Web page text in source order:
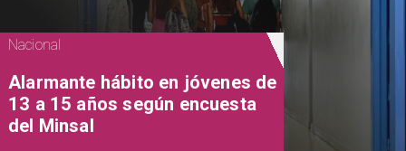
Nacional
Alarmante hábito en jóvenes de
13 a 15 años según encuesta
del Minsal